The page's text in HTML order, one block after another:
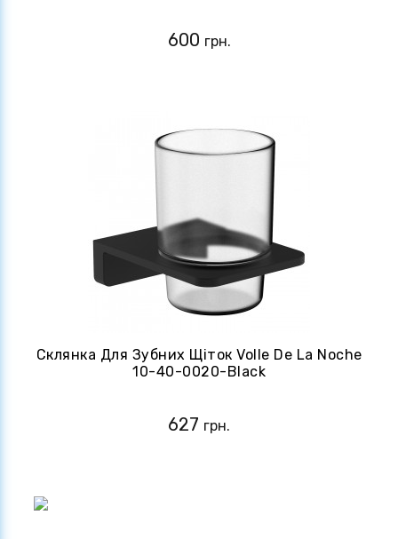
600 грн.
Склянка Для Зубних Щіток Volle De La Noche
10-40-0020-Black
627 грн.